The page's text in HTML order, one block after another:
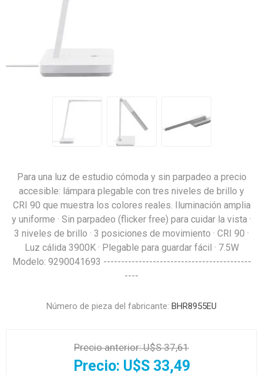
Para una luz de estudio cómoda y sin parpadeo a precio
accesible: lámpara plegable con tres niveles de brillo y
CRI 90 que muestra los colores reales. Iluminación amplia
y uniforme · Sin parpadeo (flicker free) para cuidar la vista ·
3 niveles de brillo · 3 posiciones de movimiento · CRI 90 ·
Luz cálida 3900K · Plegable para guardar fácil · 7.5W
Modelo: 9290041693 ------------------------------------------
----
Número de pieza del fabricante: BHR8955EU
Precio anterior:U$S 37,61
Precio: U$S 33,49